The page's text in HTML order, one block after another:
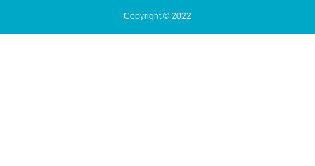
Copyright © 2022